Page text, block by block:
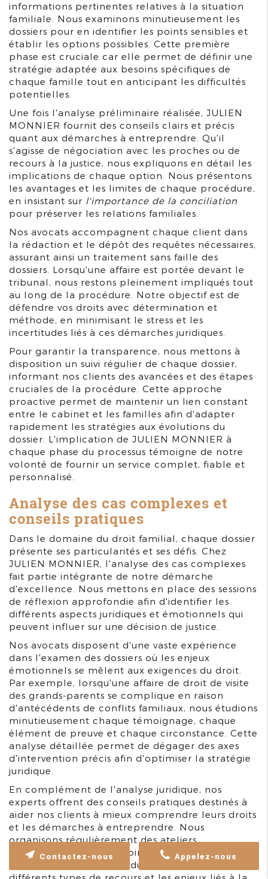
informations pertinentes relatives à la situation
familiale. Nous examinons minutieusement les
dossiers pour en identifier les points sensibles et
établir les options possibles. Cette première
phase est cruciale car elle permet de définir une
stratégie adaptée aux besoins spécifiques de
chaque famille tout en anticipant les difficultés
potentielles.
Une fois l'analyse préliminaire réalisée, JULIEN
MONNIER fournit des conseils clairs et précis
quant aux démarches à entreprendre. Qu'il
s'agisse de négociation avec les proches ou de
recours à la justice, nous expliquons en détail les
implications de chaque option. Nous présentons
les avantages et les limites de chaque procédure,
en insistant sur l'importance de la conciliation
pour préserver les relations familiales.
Nos avocats accompagnent chaque client dans
la rédaction et le dépôt des requêtes nécessaires,
assurant ainsi un traitement sans faille des
dossiers. Lorsqu'une affaire est portée devant le
tribunal, nous restons pleinement impliqués tout
au long de la procédure. Notre objectif est de
défendre vos droits avec détermination et
méthode, en minimisant le stress et les
incertitudes liés à ces démarches juridiques.
Pour garantir la transparence, nous mettons à
disposition un suivi régulier de chaque dossier,
informant nos clients des avancées et des étapes
cruciales de la procédure. Cette approche
proactive permet de maintenir un lien constant
entre le cabinet et les familles afin d'adapter
rapidement les stratégies aux évolutions du
dossier. L'implication de JULIEN MONNIER à
chaque phase du processus témoigne de notre
volonté de fournir un service complet, fiable et
personnalisé.
Analyse des cas complexes et
conseils pratiques
Dans le domaine du droit familial, chaque dossier
présente ses particularités et ses défis. Chez
JULIEN MONNIER, l'analyse des cas complexes
fait partie intégrante de notre démarche
d'excellence. Nous mettons en place des sessions
de réflexion approfondie afin d'identifier les
différents aspects juridiques et émotionnels qui
peuvent influer sur une décision de justice.
Nos avocats disposent d'une vaste expérience
dans l'examen des dossiers où les enjeux
émotionnels se mêlent aux exigences du droit.
Par exemple, lorsqu'une affaire de droit de visite
des grands-parents se complique en raison
d'antécédents de conflits familiaux, nous étudions
minutieusement chaque témoignage, chaque
élément de preuve et chaque circonstance. Cette
analyse détaillée permet de dégager des axes
d'intervention précis afin d'optimiser la stratégie
juridique.
En complément de l'analyse juridique, nos
experts offrent des conseils pratiques destinés à
aider nos clients à mieux comprendre leurs droits
et les démarches à entreprendre. Nous
organisons régulièrement des ateliers
d'information et des webinaires où nous
expliquons les subtilités du droit de visite, les
Appelez-nous
Contactez-nous